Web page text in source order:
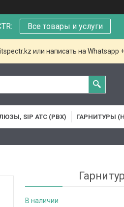
Все товары и услуги
или написать на Whatsapp
SIP АТС (PBX) ГАРНИТУРЫ
В наличии